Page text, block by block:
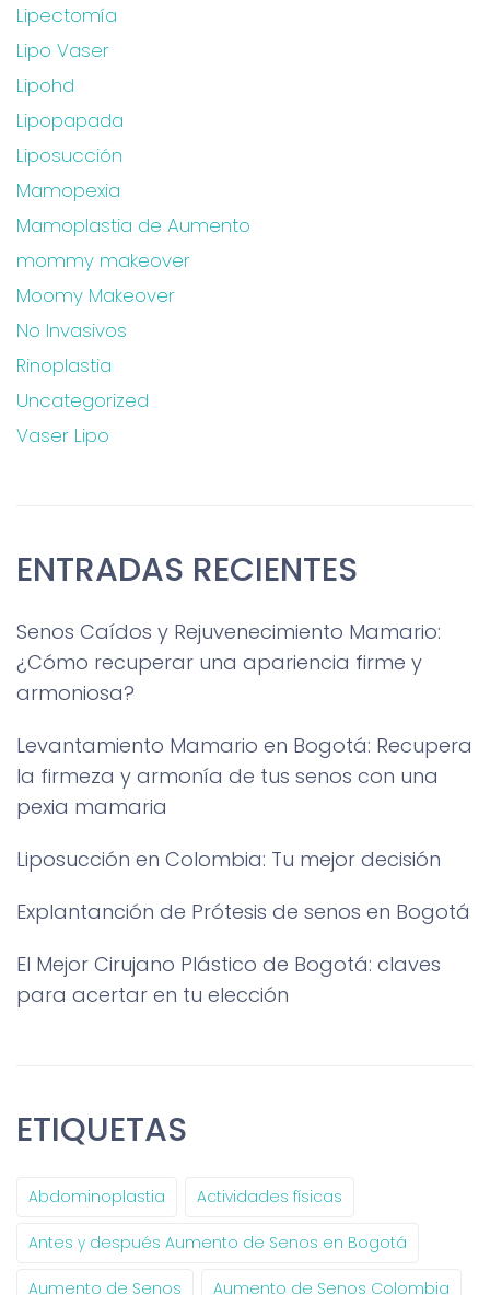
Lipectomía
Lipo Vaser
Lipohd
Lipopapada
Liposucción
Mamopexia
Mamoplastia de Aumento
mommy makeover
Moomy Makeover
No Invasivos
Rinoplastia
Uncategorized
Vaser Lipo
ENTRADAS RECIENTES
Senos Caídos y Rejuvenecimiento Mamario:
¿Cómo recuperar una apariencia firme y
armoniosa?
Levantamiento Mamario en Bogotá: Recupera
la firmeza y armonía de tus senos con una
pexia mamaria
Liposucción en Colombia: Tu mejor decisión
Explantanción de Prótesis de senos en Bogotá
El Mejor Cirujano Plástico de Bogotá: claves
para acertar en tu elección
ETIQUETAS
Abdominoplastia Actividades físicas
Antes y después Aumento de Senos en Bogotá
Aumento de Senos Aumento de Senos Colombia